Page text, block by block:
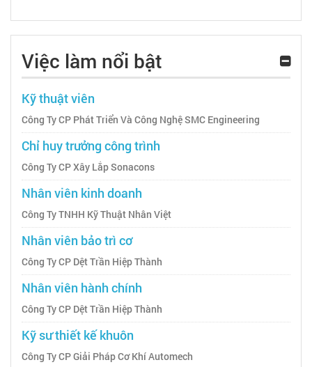
Việc làm nổi bật
Kỹ thuật viên
Công Ty CP Phát Triển Và Công Nghệ SMC Engineering
Chỉ huy trưởng công trình
Công Ty CP Xây Lắp Sonacons
Nhân viên kinh doanh
Công Ty TNHH Kỹ Thuật Nhân Việt
Nhân viên bảo trì cơ
Công Ty CP Dệt Trần Hiệp Thành
Nhân viên hành chính
Công Ty CP Dệt Trần Hiệp Thành
Kỹ sư thiết kế khuôn
Công Ty CP Giải Pháp Cơ Khí Automech